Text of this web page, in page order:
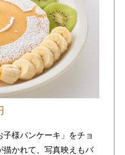
様パンケーキ」 をチョ
描かれて、写真映えもバ